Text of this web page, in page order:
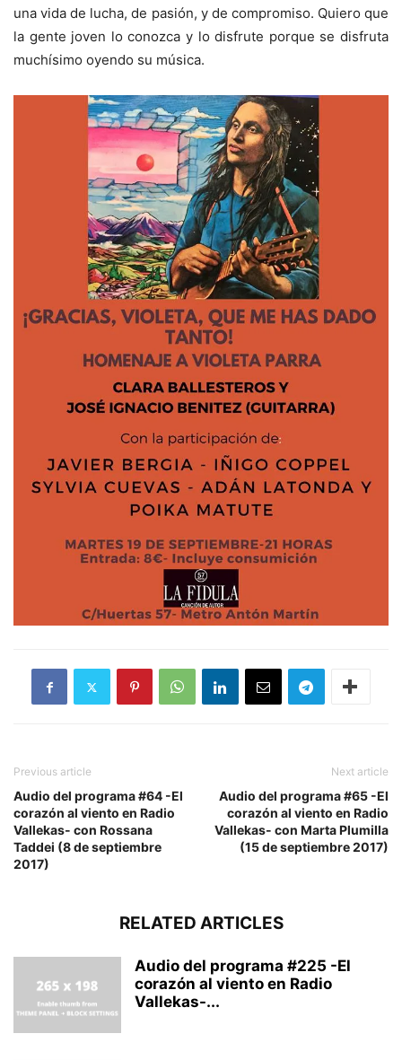
una vida de lucha, de pasión, y de compromiso. Quiero que
la gente joven lo conozca y lo disfrute porque se disfruta
muchísimo oyendo su música.
Previous article
Audio del programa #64 -El
corazón al viento en Radio
Vallekas- con Rossana
Taddei (8 de septiembre
2017)
Next article
Audio del programa #65 -El
corazón al viento en Radio
Vallekas- con Marta Plumilla
(15 de septiembre 2017)
RELATED ARTICLES
Audio del programa #225 -El
corazón al viento en Radio
Vallekas-...